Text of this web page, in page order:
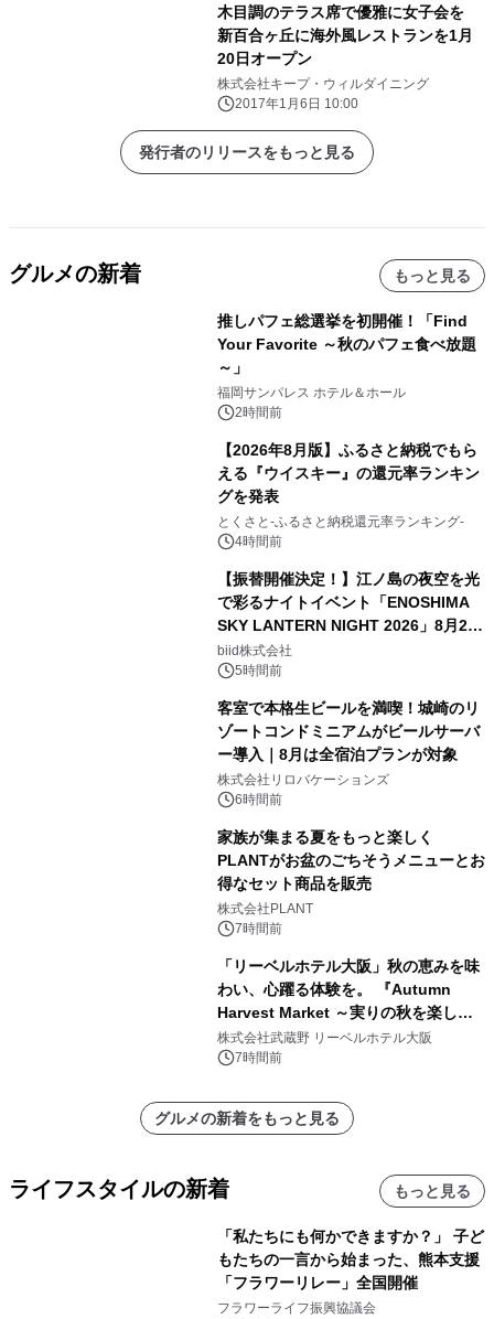
木目調のテラス席で優雅に女子会を
新百合ヶ丘に海外風レストランを1月
20日オープン
株式会社キープ・ウィルダイニング
2017年1月6日 10:00
発行者のリリースをもっと見る
グルメの新着 もっと見る
推しパフェ総選挙を初開催！「Find
Your Favorite ～秋のパフェ食べ放題
～」
福岡サンパレス ホテル＆ホール
2時間前
【2026年8月版】ふるさと納税でもら
える『ウイスキー』の還元率ランキン
グを発表
とくさと-ふるさと納税還元率ランキング-
4時間前
【振替開催決定！】江ノ島の夜空を光
で彩るナイトイベント「ENOSHIMA
SKY LANTERN NIGHT 2026」8月22
日(土)振替開催＆受付スタート！
biid株式会社
5時間前
客室で本格生ビールを満喫！城崎のリ
ゾートコンドミニアムがビールサーバ
ー導入｜8月は全宿泊プランが対象
株式会社リロバケーションズ
6時間前
家族が集まる夏をもっと楽しく
PLANTがお盆のごちそうメニューとお
得なセット商品を販売
株式会社PLANT
7時間前
「リーベルホテル大阪」秋の恵みを味
わい、心躍る体験を。 『Autumn
Harvest Market ～実りの秋を楽しむ
ディナー&スイーツビュッフェ～』を9
月18日より開催！
株式会社武蔵野 リーベルホテル大阪
7時間前
グルメの新着をもっと見る
ライフスタイルの新着 もっと見る
「私たちにも何かできますか？」 子ど
もたちの一言から始まった、熊本支援
「フラワーリレー」全国開催
フラワーライフ振興協議会